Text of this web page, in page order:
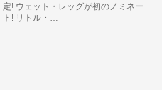
定! ウェット・レッグが初のノミネー
ト! リトル・…